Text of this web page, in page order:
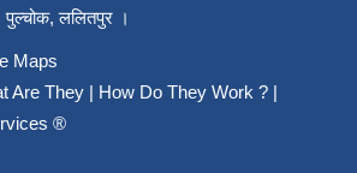
पुल्चोक, ललितपुर ।
Maps